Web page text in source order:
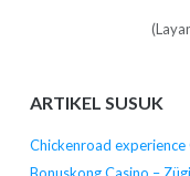
ARTIKEL SUSUK
Chickenroad